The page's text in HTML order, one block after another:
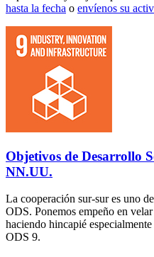
hasta la fecha o envíenos su
Objetivos de Desarrollo
NN.UU.
La cooperación sur-sur es uno
ODS. Ponemos empeño en
haciendo hincapié
ODS 9.